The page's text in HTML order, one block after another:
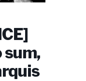
sum,